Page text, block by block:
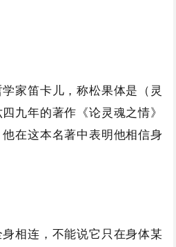
家笛卡儿，称松果体是（灵
九年的著作《论灵魂之情》
在这本名著中表明他相信身
相连，不能说它只在身体某